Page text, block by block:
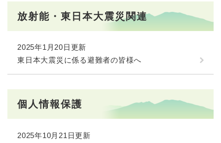
放射能・東日本大震災関連
2025年1月20日更新
東日本大震災に係る避難者の皆様へ
個人情報保護
2025年10月21日更新